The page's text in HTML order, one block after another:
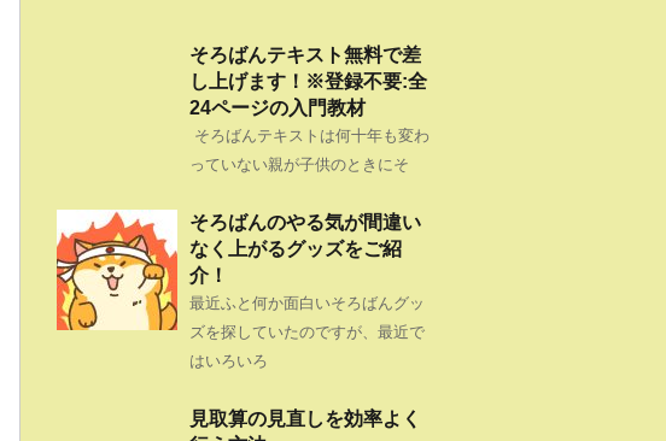
そろばんテキスト無料で差
し上げます！※登録不要:全
24ページの入門教材
そろばんテキストは何十年も変わ
っていない親が子供のときにそ
そろばんのやる気が間違い
なく上がるグッズをご紹
介！
最近ふと何か面白いそろばんグッ
ズを探していたのですが、最近で
はいろいろ
見取算の見直しを効率よく